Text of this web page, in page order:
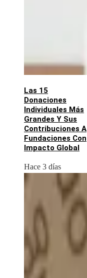
Las 15
Donaciones
Individuales Más
Grandes Y Sus
Contribuciones A
Fundaciones Con
Impacto Global
Hace 3 días